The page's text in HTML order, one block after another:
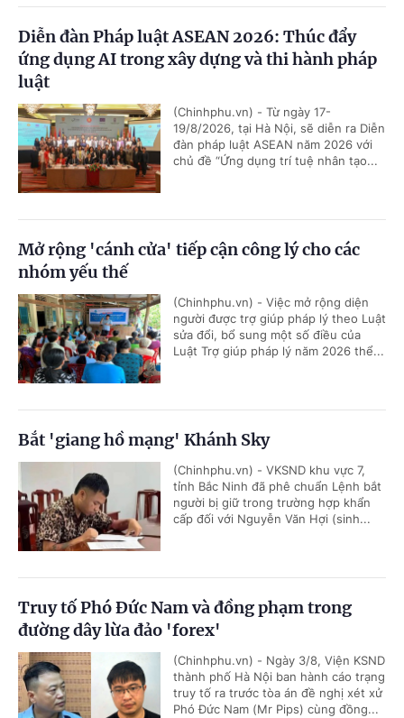
Diễn đàn Pháp luật ASEAN 2026: Thúc đẩy
ứng dụng AI trong xây dựng và thi hành pháp
luật
(Chinhphu.vn) - Từ ngày 17-
19/8/2026, tại Hà Nội, sẽ diễn ra Diễn
đàn pháp luật ASEAN năm 2026 với
chủ đề “Ứng dụng trí tuệ nhân tạo...
Mở rộng 'cánh cửa' tiếp cận công lý cho các
nhóm yếu thế
(Chinhphu.vn) - Việc mở rộng diện
người được trợ giúp pháp lý theo Luật
sửa đổi, bổ sung một số điều của
Luật Trợ giúp pháp lý năm 2026 thể...
Bắt 'giang hồ mạng' Khánh Sky
(Chinhphu.vn) - VKSND khu vực 7,
tỉnh Bắc Ninh đã phê chuẩn Lệnh bắt
người bị giữ trong trường hợp khẩn
cấp đối với Nguyễn Văn Hợi (sinh...
Truy tố Phó Đức Nam và đồng phạm trong
đường dây lừa đảo 'forex'
(Chinhphu.vn) - Ngày 3/8, Viện KSND
thành phố Hà Nội ban hành cáo trạng
truy tố ra trước tòa án đề nghị xét xử
Phó Đức Nam (Mr Pips) cùng đồng...